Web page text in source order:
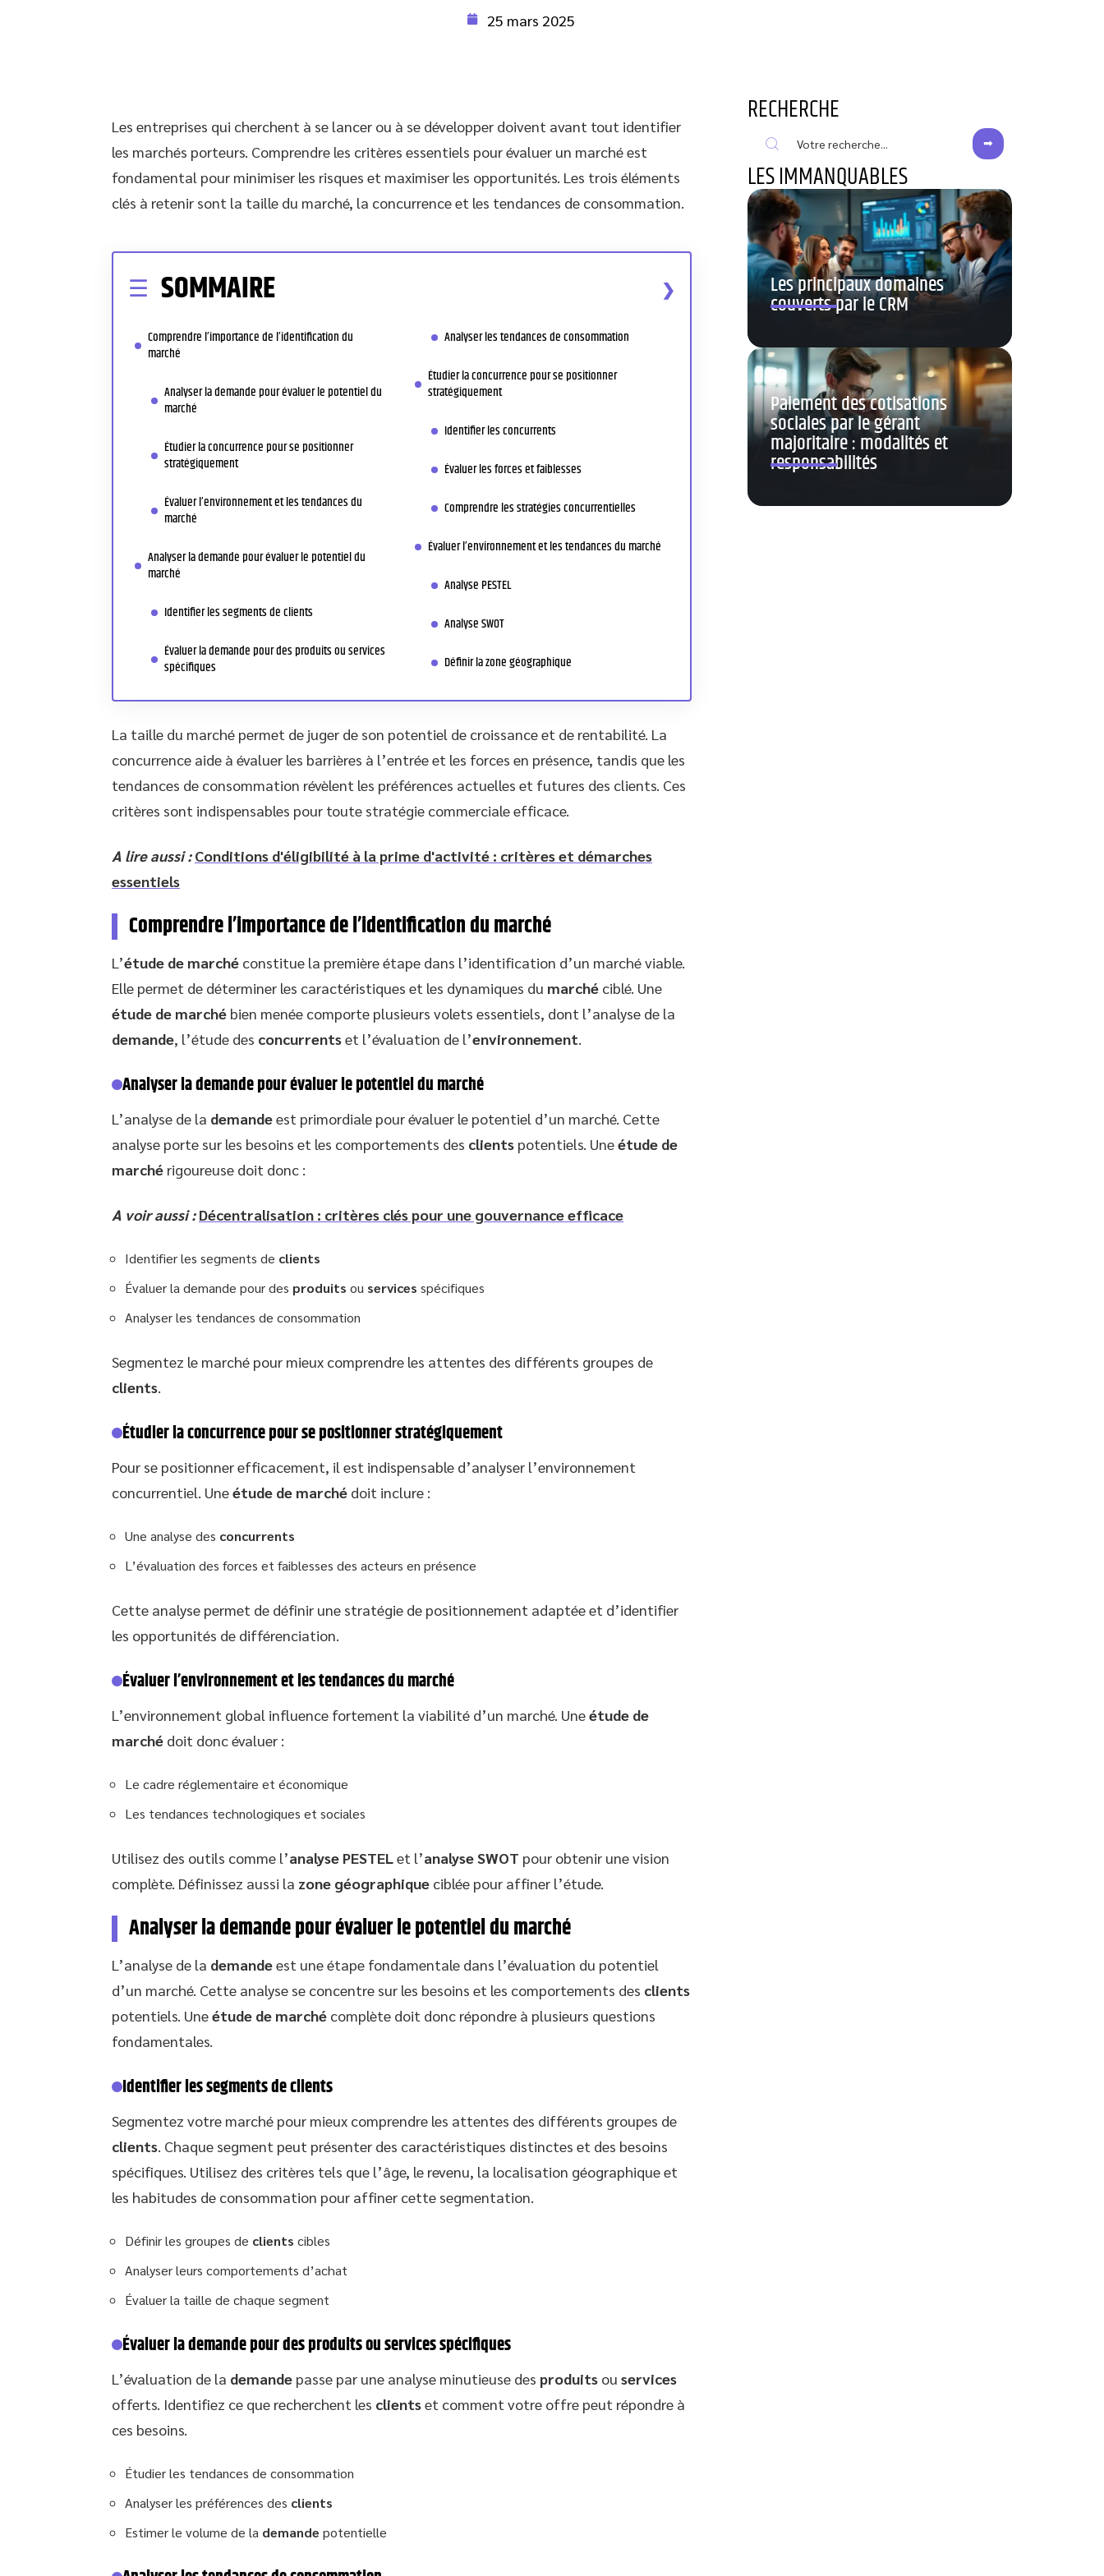
25 mars 2025
Les entreprises qui cherchent à se lancer ou à se développer doivent avant tout identifier
les marchés porteurs. Comprendre les critères essentiels pour évaluer un marché est
fondamental pour minimiser les risques et maximiser les opportunités. Les trois éléments
clés à retenir sont la taille du marché, la concurrence et les tendances de consommation.
SOMMAIRE
Comprendre l’importance de l’identification du
marché
Analyser la demande pour évaluer le potentiel du
marché
Étudier la concurrence pour se positionner
stratégiquement
Évaluer l’environnement et les tendances du
marché
Analyser la demande pour évaluer le potentiel du
marché
Identifier les segments de clients
Évaluer la demande pour des produits ou services
spécifiques
Analyser les tendances de consommation
Étudier la concurrence pour se positionner
stratégiquement
Identifier les concurrents
Évaluer les forces et faiblesses
Comprendre les stratégies concurrentielles
Évaluer l’environnement et les tendances du marché
Analyse PESTEL
Analyse SWOT
Définir la zone géographique
La taille du marché permet de juger de son potentiel de croissance et de rentabilité. La
concurrence aide à évaluer les barrières à l’entrée et les forces en présence, tandis que les
tendances de consommation révèlent les préférences actuelles et futures des clients. Ces
critères sont indispensables pour toute stratégie commerciale efficace.
A lire aussi : Conditions d'éligibilité à la prime d'activité : critères et démarches
essentiels
Comprendre l’importance de l’identification du marché
L’étude de marché constitue la première étape dans l’identification d’un marché viable.
Elle permet de déterminer les caractéristiques et les dynamiques du marché ciblé. Une
étude de marché bien menée comporte plusieurs volets essentiels, dont l’analyse de la
demande, l’étude des concurrentset l’évaluation de l’environnement
Analyser la demande pour évaluer le potentiel du marché
L’analyse de la demandeest primordiale pour évaluer le potentiel d’un marché. Cette
analyse porte sur les besoins et les comportements des clients potentiels. Uneétude de
marché rigoureuse doit donc :
A voir aussi : Décentralisation : critères clés pour une gouvernance efficace
Identifier les segments de clients
Évaluer la demande pour des produits ou services spécifiques
Analyser les tendances de consommation
Segmentez le marché pour mieux comprendre les attentes des différents groupes de
clients
Étudier la concurrence pour se positionner stratégiquement
Pour se positionner efficacement, il est indispensable d’analyser l’environnement
concurrentiel. Uneétude de marché doit inclure :
Une analyse des concurrents
L’évaluation des forces et faiblesses des acteurs en présence
Cette analyse permet de définir une stratégie de positionnement adaptée et d’identifier
les opportunités de différenciation.
Évaluer l’environnement et les tendances du marché
L’environnement global influence fortement la viabilité d’un marché. Uneétude de
marché doit donc évaluer :
Le cadre réglementaire et économique
Les tendances technologiques et sociales
Utilisez des outils comme l’analyse PESTEL et l’analyse SWOT pour obtenir une vision
complète. Définissez aussi la zone géographique ciblée pour affiner l’étude.
Analyser la demande pour évaluer le potentiel du marché
L’analyse de la demandeest une étape fondamentale dans l’évaluation du potentiel
d’un marché. Cette analyse se concentre sur les besoins et les comportements des clients
potentiels. Uneétude de marché complète doit donc répondre à plusieurs questions
fondamentales.
Identifier les segments de clients
Segmentez votre marché pour mieux comprendre les attentes des différents groupes de
clients . Chaque segment peut présenter des caractéristiques distinctes et des besoins
spécifiques. Utilisez des critères tels que l’âge, le revenu, la localisation géographique et
les habitudes de consommation pour affiner cette segmentation.
Définir les groupes de clients cibles
Analyser leurs comportements d’achat
Évaluer la taille de chaque segment
Évaluer la demande pour des produits ou services spécifiques
L’évaluation de la demande passe par une analyse minutieuse des produits ou services
offerts. Identifiez ce que recherchent les clientset comment votre offre peut répondre à
ces besoins.
Étudier les tendances de consommation
Analyser les préférences des clients
Estimer le volume de la demande potentielle
RECHERCHE
LES IMMANQUABLES
Les principaux domaines
couverts par le CRM
Paiement des cotisations
sociales par le gérant
majoritaire : modalités et
responsabilités